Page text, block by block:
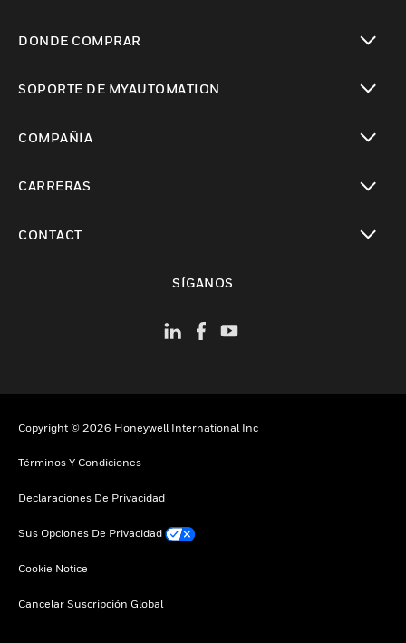
DÓNDE COMPRAR
SOPORTE DE MYAUTOMATION
COMPAÑÍA
CARRERAS
CONTACT
SÍGANOS
Copyright © 2026 Honeywell International Inc
Términos Y Condiciones
Declaraciones De Privacidad
Sus Opciones De Privacidad
Cookie Notice
Cancelar Suscripción Global